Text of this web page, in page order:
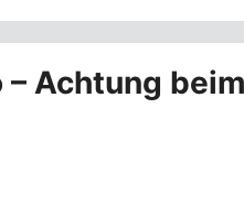
Achtung beim